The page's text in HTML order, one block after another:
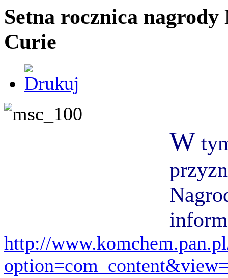
Setna rocznica
Curie
W
http://